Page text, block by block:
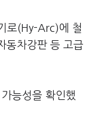
로(Hy-Arc)에 철
동차강판 등 고급
능성을 확인했